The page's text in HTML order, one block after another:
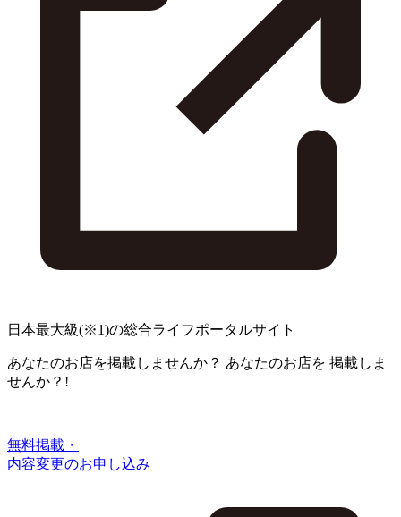
日本最大級(※1)の総合ライフポータルサイト
あなたのお店を掲載しませんか？ あなたのお店を 掲載しま
せんか？!
無料掲載・
内容変更のお申し込み